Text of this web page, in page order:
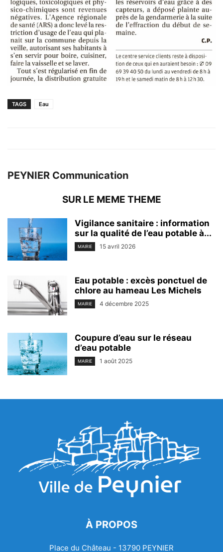
TAGS Eau
PEYNIER Communication
SUR LE MEME THEME
Vigilance sanitaire : information
sur la qualité de l’eau potable à...
MAIRIE 15 avril 2026
Eau potable : excès ponctuel de
chlore au hameau Les Michels
MAIRIE 4 décembre 2025
Coupure d’eau sur le réseau
d’eau potable
MAIRIE 1 août 2025
À PROPOS
Place du Château - 13790 PEYNIER